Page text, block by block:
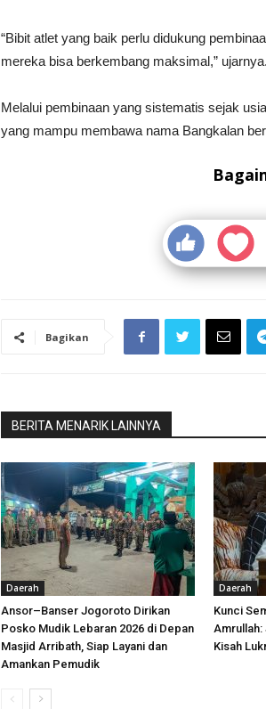
“Bibit atlet yang baik perlu didukung
mereka bisa berkembang maksimal,” ujarnya.
Melalui pembinaan yang sistematis sejak
yang mampu membawa nama Bangkalan
Bagikan
BERITA MENARIK LAINNYA
Daerah
Ansor–Banser Jogoroto Dirikan
Posko Mudik Lebaran 2026 di Depan
Masjid Arribath, Siap Layani dan
Amankan Pemudik
Daerah
Kunci
Amrullah:
Kisah